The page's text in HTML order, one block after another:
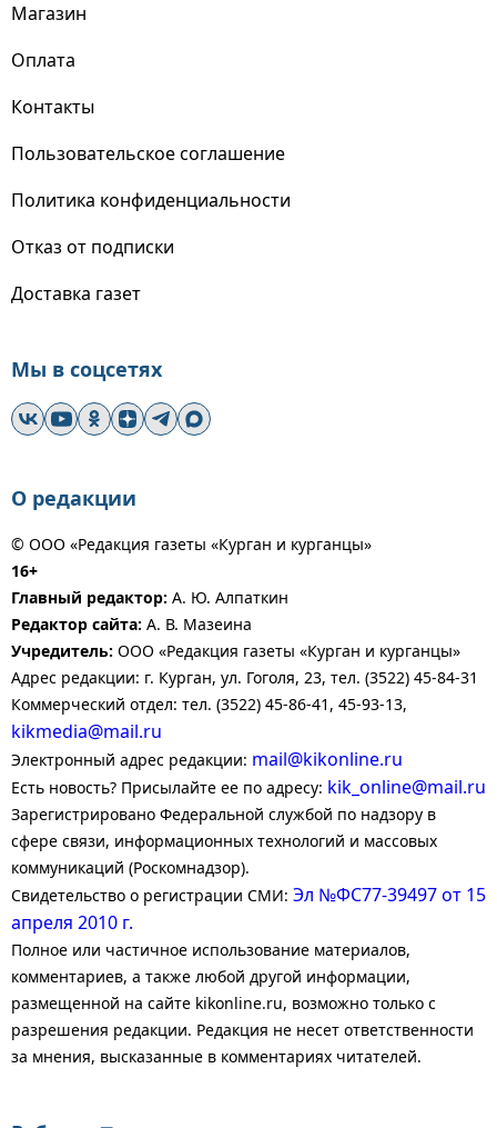
Магазин
Оплата
Контакты
Пользовательское соглашение
Политика конфиденциальности
Отказ от подписки
Доставка газет
Мы в соцсетях
О редакции
© ООО «Редакция газеты «Курган и курганцы»
16+
Главный редактор: А. Ю. Алпаткин
Редактор сайта: А. В. Мазеина
Учредитель: ООО «Редакция газеты «Курган и курганцы»
Адрес редакции: г. Курган, ул. Гоголя, 23, тел. (3522) 45-84-31
Коммерческий отдел: тел. (3522) 45-86-41, 45-93-13,
kikmedia@mail.ru
Электронный адрес редакции: mail@kikonline.ru
Есть новость? Присылайте ее по адресу: kik_online@mail.ru
Зарегистрировано Федеральной службой по надзору в
сфере связи, информационных технологий и массовых
коммуникаций (Роскомнадзор).
Свидетельство о регистрации СМИ: Эл №ФС77-39497 от 15
апреля 2010 г.
Полное или частичное использование материалов,
комментариев, а также любой другой информации,
размещенной на сайте kikonline.ru, возможно только с
разрешения редакции. Редакция не несет ответственности
за мнения, высказанные в комментариях читателей.